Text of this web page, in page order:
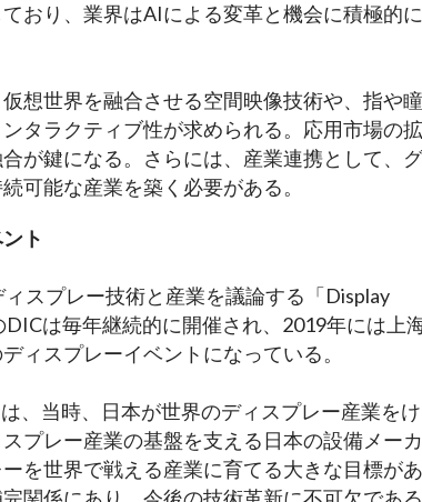
おり、業界はAIによる変革と機会に積極的
想世界を融合させる空間映像技術や、指や
タラクティブ性が求められる。応用市場の
が鍵になる。さらには、産業連携として、
可能な産業を築く必要がある。
ト
スプレー技術と産業を議論する「Display
は毎年継続的に開催され、2019年には上
ィスプレーイベントになっている。
、当時、日本が世界のディスプレー産業を
プレー産業の基盤を支える日本の設備メー
を世界で戦える産業に育てる大きな目標が